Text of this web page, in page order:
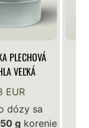
PLECHOVÁ
VEĽKÁ
EUR
dózy sa
50 gkorenie